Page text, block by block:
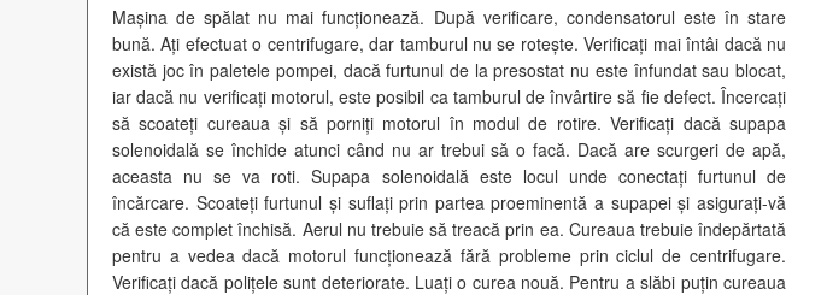
Mașina de spălat nu mai funcționează. După verificare, condensatorul este în stare
bună. Ați efectuat o centrifugare, dar tamburul nu se rotește. Verificați mai întâi dacă nu
există joc în paletele pompei, dacă furtunul de la presostat nu este înfundat sau blocat,
iar dacă nu verificați motorul, este posibil ca tamburul de învârtire să fie defect. Încercați
să scoateți cureaua și să porniți motorul în modul de rotire. Verificați dacă supapa
solenoidală se închide atunci când nu ar trebui să o facă. Dacă are scurgeri de apă,
aceasta nu se va roti. Supapa solenoidală este locul unde conectați furtunul de
încărcare. Scoateți furtunul și suflați prin partea proeminentă a supapei și asigurați-vă
că este complet închisă. Aerul nu trebuie să treacă prin ea. Cureaua trebuie îndepărtată
pentru a vedea dacă motorul funcționează fără probleme prin ciclul de centrifugare.
Verificați dacă polițele sunt deteriorate. Luați o curea nouă. Pentru a slăbi puțin cureaua